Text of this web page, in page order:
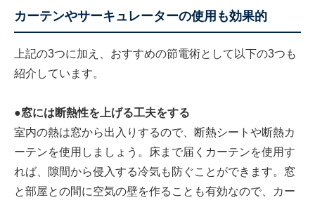
カーテンやサーキュレーターの使用も効果的
上記の3つに加え、おすすめの節電術として以下の3つも
紹介しています。
●窓には断熱性を上げる工夫をする
室内の熱は窓から出入りするので、断熱シートや断熱カ
ーテンを使用しましょう。床まで届くカーテンを使用す
れば、隙間から侵入する冷気も防ぐことができます。窓
と部屋との間に空気の壁を作ることも有効なので、カー